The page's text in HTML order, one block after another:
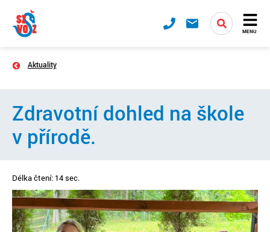
MENU
Aktuality
Zdravotní dohled na škole
v přírodě.
Délka čtení: 14 sec.